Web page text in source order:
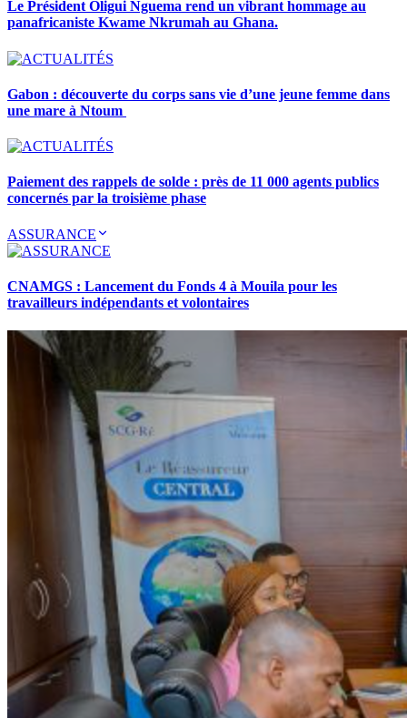
Le Président Oligui Nguema rend un vibrant hommage au
panafricaniste Kwame Nkrumah au Ghana.
Gabon : découverte du corps sans vie d’une jeune femme dans
une mare à Ntoum
Paiement des rappels de solde : près de 11 000 agents publics
concernés par la troisième phase
ASSURANCE
CNAMGS : Lancement du Fonds 4 à Mouila pour les
travailleurs indépendants et volontaires